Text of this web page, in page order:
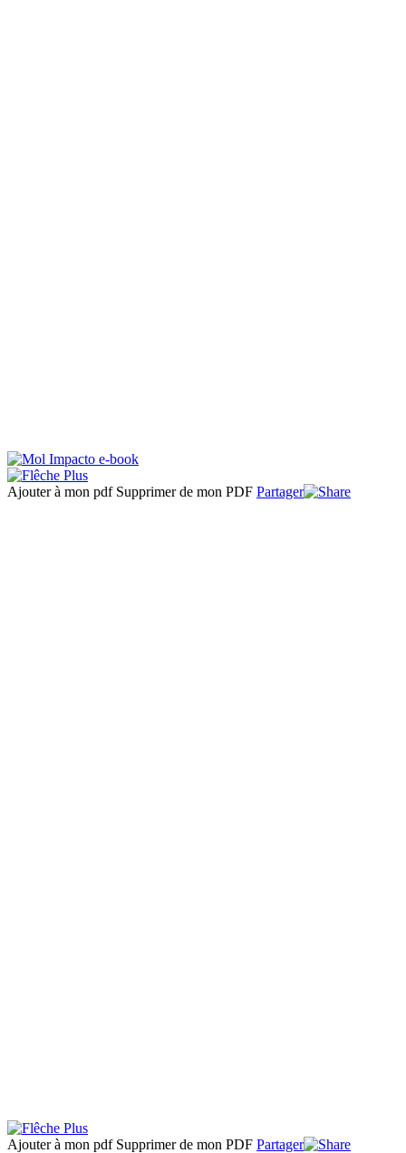
Ajouter à mon pdf Supprimer de mon PDF Partager
Ajouter à mon pdf Supprimer de mon PDF Partager